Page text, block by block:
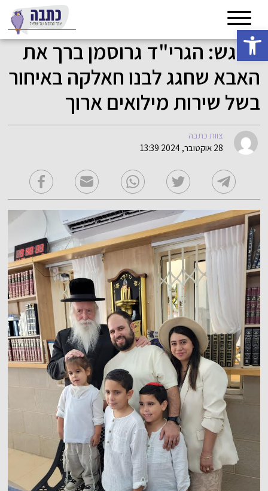
פתח סרגל נגישות
מרגש: הגרי"ד גרוסמן ברך את
האבא שחגג לבנו חאלקה באיחור
בשל שירות מילואים ארוך
צוות כתבה
28 אוקטובר, 2024 13:39